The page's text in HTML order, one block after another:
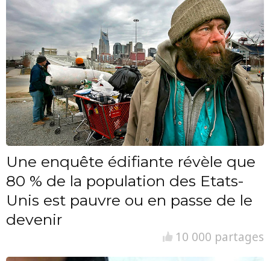
Une enquête édifiante révèle que
80 % de la population des Etats-
Unis est pauvre ou en passe de le
devenir
10 000 partages